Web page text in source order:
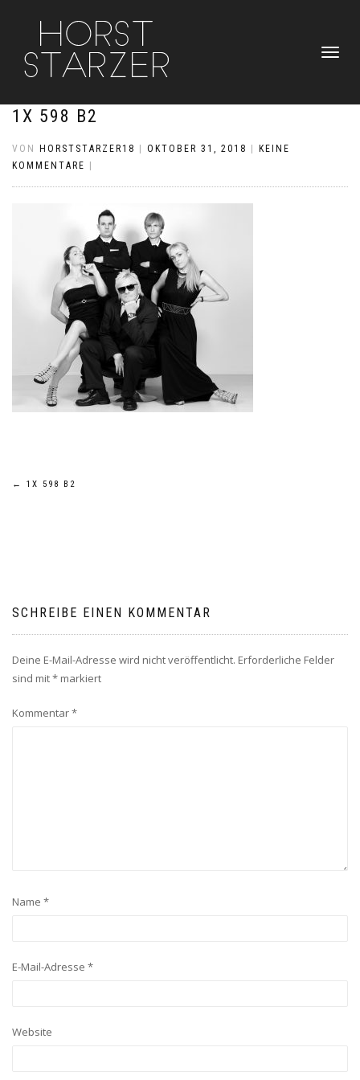
1X 598 B2
VON HORSTSTARZER18 OKTOBER 31, 2018
KEINE
KOMMENTARE
Beitragsnavigation
← 1X 598 B2
SCHREIBE EINEN KOMMENTAR
Deine E-Mail-Adresse wird nicht veröffentlicht. Erforderliche Felder
sind mit* markiert
Kommentar*
Name *
E-Mail-Adresse *
Website